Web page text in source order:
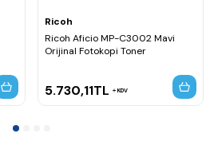
Ricoh
Ricoh Aficio MP-C3002 Mavi
Orijinal Fotokopi Toner
5.730,11TL KDV